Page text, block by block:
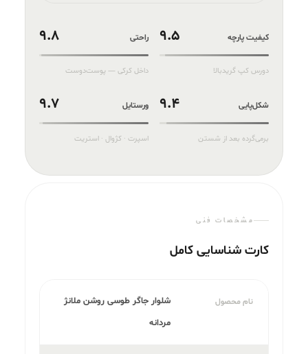
کیفیت پارچه 9.5
دورس کپ گریدبالا
راحتی 9.8
داخل کرکی — پوست‌دوست
شکل‌پایی 9.4
برمی‌گرده بعد از شستن
ورستایل 9.7
اسپرت · کژوال · استریت
مشخصات فنی
کارت شناسایی کامل
نام محصول
شلوار جاگر طوسی روشن ملانژ
مردانه